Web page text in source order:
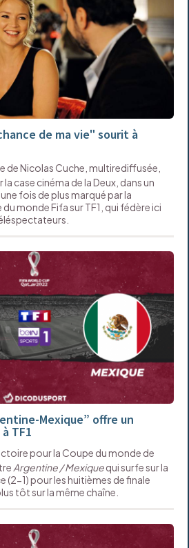
de ma vie" sourit à
de Nicolas Cuche, multirediffusée,
case cinéma de la Deux, dans un
fois de plus marqué par la
monde Fifa sur TF1, qui fédère ici
Mexique” offre un
TF1
pour la Coupe du monde de
Argentine / Mexiquequi surfe sur la
(2-1) pour les huitièmes de finale
tôt sur la même chaîne.